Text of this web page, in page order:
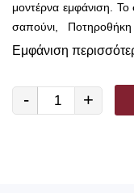
μοντέρνα εμφάνιση. Το
σαπούνι, Ποτηροθήκη
Σαπουνοθήκη. Το
ξεβιδώνοντας
ντισπένσερ.
Εμφάνιση
- +